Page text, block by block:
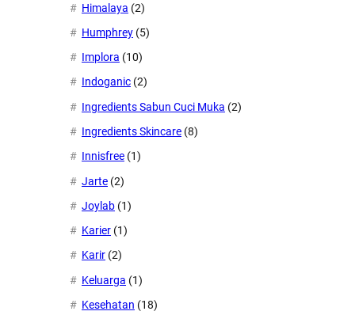
Himalaya (2)
Humphrey (5)
Implora (10)
Indoganic (2)
Ingredients Sabun Cuci Muka (2)
Ingredients Skincare (8)
Innisfree (1)
Jarte (2)
Joylab (1)
Karier (1)
Karir (2)
Keluarga (1)
Kesehatan (18)